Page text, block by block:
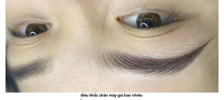
điêu khắc chân mày giá bao nhiêu